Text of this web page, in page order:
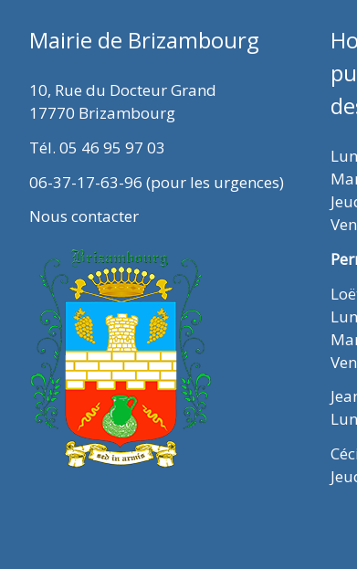
Mairie de Brizambourg
10, Rue du Docteur Grand
17770 Brizambourg
Tél. 05 46 95 97 03
06-37-17-63-96 (pour les urgences)
Nous contacter